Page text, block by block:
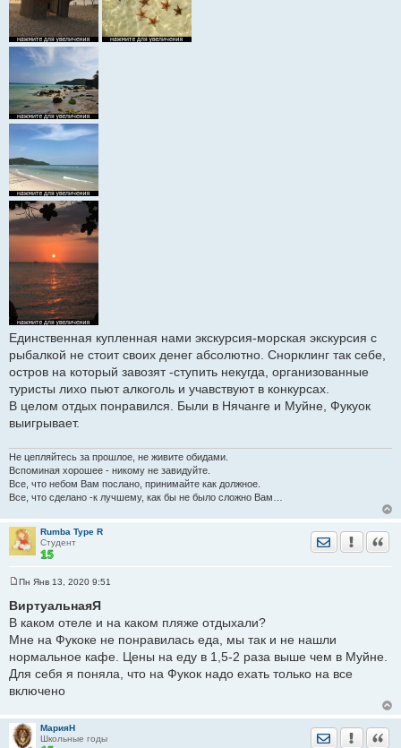
Единственная купленная нами экскурсия-морская экскурсия с
рыбалкой не стоит своих денег абсолютно. Снорклинг так себе,
остров на который завозят -ступить некугда, организованные
туристы лихо пьют алкоголь и учавствуют в конкурсах.
В целом отдых понравился. Были в Нячанге и Муйне, Фукуок
выигрывает.
Не цепляйтесь за прошлое, не живите обидами.
Вспоминая хорошее - никому не завидуйте.
Все, что небом Вам послано, принимайте как должное.
Все, что сделано -к лучшему, как бы не было сложно Вам…
Rumba Type R
Студент
Отправить
о
б
е
н
е
Пн Янв 13, 2020 9:51
ВиртуальнаяЯ
В каком отеле и на каком пляже отдыхали?
Мне на Фукоке не понравилась еда, мы так и не нашли
нормальное кафе. Цены на еду в 1,5-2 раза выше чем в Муйне.
Для себя я поняла, что на Фукок надо ехать только на все
включено
МарияН
Школьные годы
Отправить